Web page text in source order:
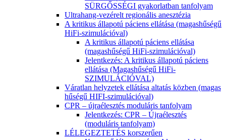
SÜRGŐSSÉGI gyakorlatban tanfolyam
Ultrahang-vezérelt regionális anesztézia
A kritikus állapotú páciens ellátása (magashűségű
HiFi-szimulációval)
A kritikus állapotú páciens ellátása
(magashűségű HiFi-szimulációval)
Jelentkezés: A kritikus állapotú páciens
ellátása (Magashűségű HiFi-
SZIMULÁCIÓVAL)
Váratlan helyzetek ellátása altatás közben (magas
hűségű HIFI-szimulációval)
CPR – újraélesztés moduláris tanfolyam
Jelentkezés: CPR – Újraélesztés
(moduláris tanfolyam)
LÉLEGEZTETÉS korszerűen